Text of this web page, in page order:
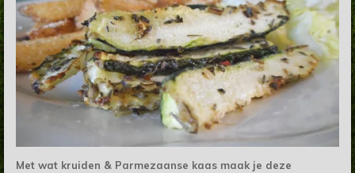
Met wat kruiden & Parmezaanse kaas maak je deze